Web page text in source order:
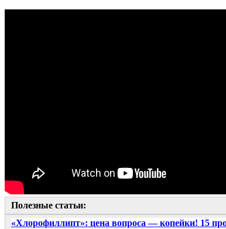
Полезные статьи:
«Хлорофиллипт»: цена вопроса — копейки! 15